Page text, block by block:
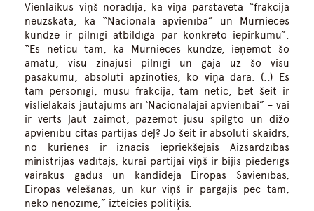
Vienlaikus viņš norādīja, ka viņa pārstāvētā “frakcija
neuzskata, ka “Nacionālā apvienība” un Mūrnieces
kundze ir pilnīgi atbildīga par konkrēto iepirkumu”.
“Es neticu tam, ka Mūrnieces kundze, ieņemot šo
amatu, visu zinājusi pilnīgi un gāja uz šo visu
pasākumu, absolūti apzinoties, ko viņa dara. (..) Es
tam personīgi, mūsu frakcija, tam netic, bet šeit ir
vislielākais jautājums arī ‘Nacionālajai apvienībai” – vai
ir vērts ļaut zaimot, pazemot jūsu spilgto un dižo
apvienību citas partijas dēļ? Jo šeit ir absolūti skaidrs,
no kurienes ir iznācis iepriekšējais Aizsardzības
ministrijas vadītājs, kurai partijai viņš ir bijis piederīgs
vairākus gadus un kandidēja Eiropas Savienības,
Eiropas vēlēšanās, un kur viņš ir pārgājis pēc tam,
neko nenozīmē,” izteicies politiķis.